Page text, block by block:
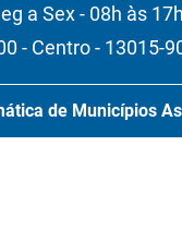
a Sex - 08h às 17h
- Centro - 13015-
de Municípios